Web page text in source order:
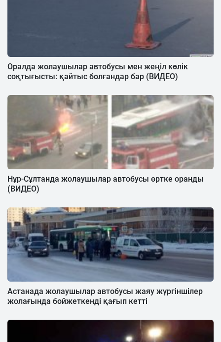
Оралда жолаушылар автобусы мен жеңіл көлік
соқтығысты: қайтыс болғандар бар (ВИДЕО)
Нұр-Сұлтанда жолаушылар автобусы өртке оранды
(ВИДЕО)
Астанада жолаушылар автобусы жаяу жүргіншілер
жолағында бойжеткенді қағып кетті